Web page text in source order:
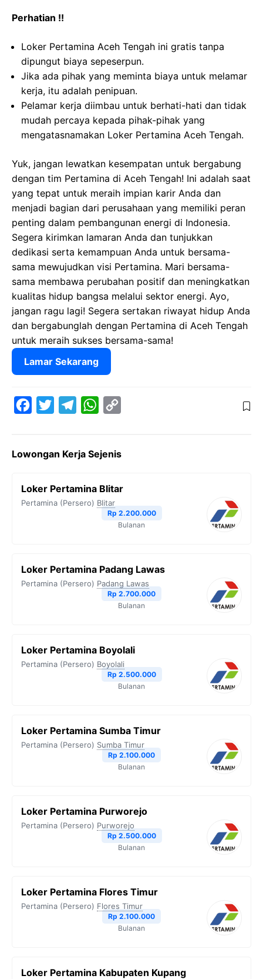
Perhatian !!
Loker Pertamina Aceh Tengah ini gratis tanpa
dipungut biaya sepeserpun.
Jika ada pihak yang meminta biaya untuk melamar
kerja, itu adalah penipuan.
Pelamar kerja diimbau untuk berhati-hati dan tidak
mudah percaya kepada pihak-pihak yang
mengatasnamakan Loker Pertamina Aceh Tengah.
Yuk, jangan lewatkan kesempatan untuk bergabung
dengan tim Pertamina di Aceh Tengah! Ini adalah saat
yang tepat untuk meraih impian karir Anda dan
menjadi bagian dari perusahaan yang memiliki peran
penting dalam pembangunan energi di Indonesia.
Segera kirimkan lamaran Anda dan tunjukkan
dedikasi serta kemampuan Anda untuk bersama-
sama mewujudkan visi Pertamina. Mari bersama-
sama membawa perubahan positif dan meningkatkan
kualitas hidup bangsa melalui sektor energi. Ayo,
jangan ragu lagi! Segera sertakan riwayat hidup Anda
dan bergabunglah dengan Pertamina di Aceh Tengah
untuk meraih sukses bersama-sama!
Lamar Sekarang
e
o
t
e
e
r
W
t
A
p
y
i
n
k
Lowongan Kerja Sejenis
Loker Pertamina Blitar
Pertamina (Persero) Blitar
Rp 2.200.000
Bulanan
Loker Pertamina Padang Lawas
Pertamina (Persero) Padang Lawas
Rp 2.700.000
Bulanan
Loker Pertamina Boyolali
Pertamina (Persero) Boyolali
Rp 2.500.000
Bulanan
Loker Pertamina Sumba Timur
Pertamina (Persero) Sumba Timur
Rp 2.100.000
Bulanan
Loker Pertamina Purworejo
Pertamina (Persero) Purworejo
Rp 2.500.000
Bulanan
Loker Pertamina Flores Timur
Pertamina (Persero) Flores Timur
Rp 2.100.000
Bulanan
Loker Pertamina Kabupaten Kupang